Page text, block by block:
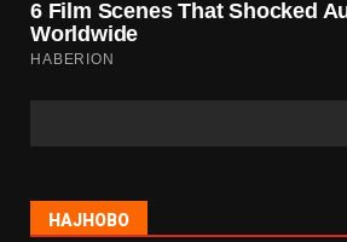
НАЈНОВО